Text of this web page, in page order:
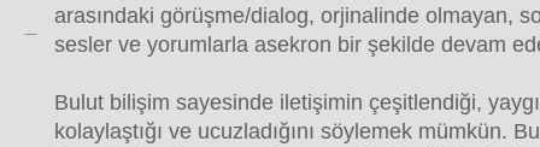
arasındaki görüşme/dialog, orjinalinde olmayan,
sesler ve yorumlarla asekron bir şekilde devam
Bulut bilişim sayesinde iletişimin çeşitlendiği,
kolaylaştığı ve ucuzladığını söylemek mümkün.